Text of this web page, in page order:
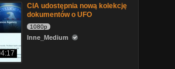
CIA udostępnia nową kolekcję
dokumentów o UFO
1080p
Inne_Medium